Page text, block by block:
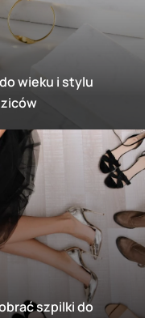
wieku i stylu
szpilki do